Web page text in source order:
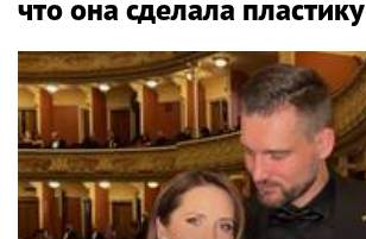
что она сделала пластику